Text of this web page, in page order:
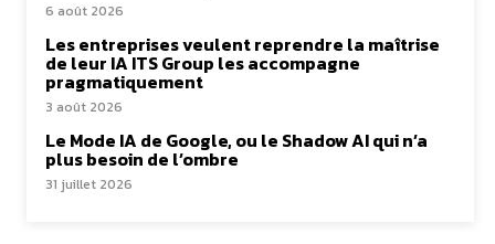
6 août 2026
Les entreprises veulent reprendre la maîtrise
de leur IA ITS Group les accompagne
pragmatiquement
3 août 2026
Le Mode IA de Google, ou le Shadow AI qui n’a
plus besoin de l’ombre
31 juillet 2026